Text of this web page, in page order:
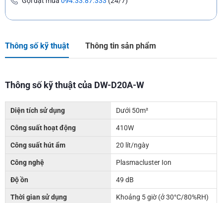
Thông số kỹ thuật Thông tin sản phẩm
Thông số kỹ thuật của DW-D20A-W
Diện tích sử dụng Dưới 50m²
Công suất hoạt động 410W
Công suất hút ẩm 20 lít/ngày
Công nghệ Plasmacluster Ion
Độ ồn 49 dB
Thời gian sử dụng Khoảng 5 giờ (ở 30°C/80%RH)